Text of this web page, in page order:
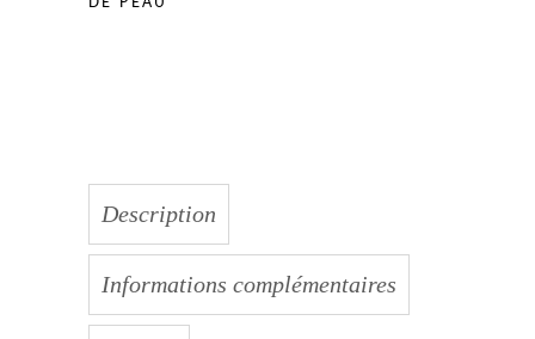
DE PEAU
Description
Informations complémentaires